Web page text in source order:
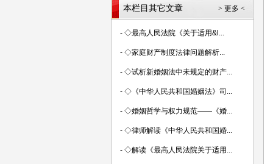
> 更多 <
本栏目其它文章
- ◇最高人民法院《关于适用&l...
- ◇家庭财产制度法律问题解析...
- ◇试析新婚姻法中未规定的财产...
- ◇《中华人民共和国婚姻法》司...
- ◇婚姻哲学与权力规范——《婚...
- ◇律师解读《中华人民共和国婚...
- ◇解读《最高人民法院关于适用...